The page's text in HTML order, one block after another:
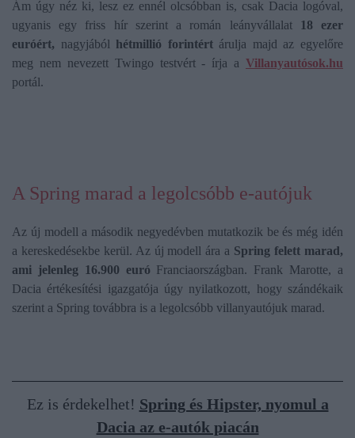
Ám úgy néz ki, lesz ez ennél olcsóbban is, csak Dacia logóval,
ugyanis egy friss hír szerint a román leányvállalat 18 ezer
euróért, nagyjából hétmillió forintért árulja majd az egyelőre
meg nem nevezett Twingo testvért - írja a Villanyautósok.hu
portál.
A Spring marad a legolcsóbb e-autójuk
Az új modell a második negyedévben mutatkozik be és még idén
a kereskedésekbe kerül. Az új modell ára a Spring felett marad,
ami jelenleg 16.900 euró Franciaországban. Frank Marotte, a
Dacia értékesítési igazgatója úgy nyilatkozott, hogy szándékaik
szerint a Spring továbbra is a legolcsóbb villanyautójuk marad.
Ez is érdekelhet! Spring és Hipster, nyomul a
Dacia az e-autók piacán